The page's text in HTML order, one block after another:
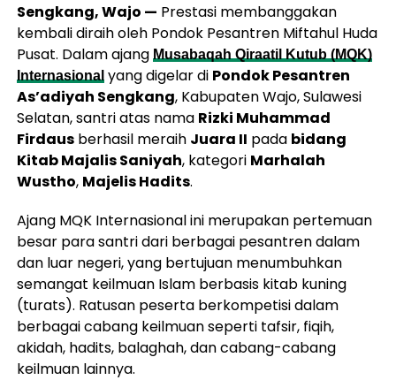
Sengkang, Wajo — Prestasi membanggakan
kembali diraih oleh Pondok Pesantren Miftahul Huda
Pusat. Dalam ajang Musabaqah Qiraatil Kutub (MQK)
Internasional yang digelar di Pondok Pesantren
As’adiyah Sengkang, Kabupaten Wajo, Sulawesi
Selatan, santri atas nama Rizki Muhammad
Firdausberhasil meraih Juara II pada bidang
Kitab Majalis Saniyah, kategori Marhalah
Wustho, Majelis Hadits.
Ajang MQK Internasional ini merupakan pertemuan
besar para santri dari berbagai pesantren dalam
dan luar negeri, yang bertujuan menumbuhkan
semangat keilmuan Islam berbasis kitab kuning
(turats). Ratusan peserta berkompetisi dalam
berbagai cabang keilmuan seperti tafsir, fiqih,
akidah, hadits, balaghah, dan cabang-cabang
keilmuan lainnya.